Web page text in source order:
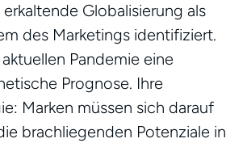
Globalisierung als
des Marketings identifiziert.
Pandemie eine
Prognose. Ihre
Marken müssen sich darauf
brachliegenden Potenziale in